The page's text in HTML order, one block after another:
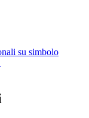
su simbolo